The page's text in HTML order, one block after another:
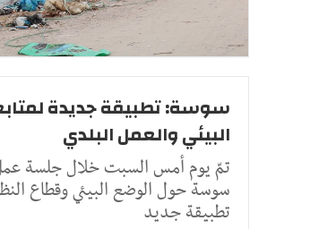
سوسة: تطبيقة جديدة
البيئي والعمل البلدي
تمّ يوم أمس السبت خلال جلسة
سوسة حول الوضع البيئي وقطاع
تطبيقة جديد